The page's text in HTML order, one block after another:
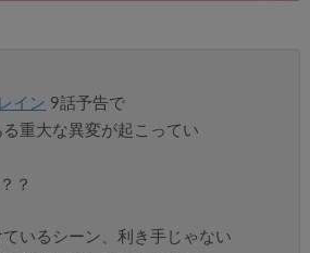
イン 9話予告で
る重大な異変が起こってい
？
いるシーン、利き手じゃない